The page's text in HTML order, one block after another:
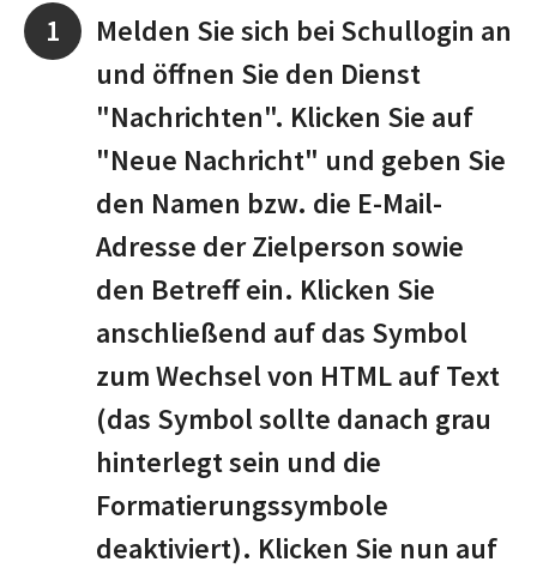
Melden Sie sich bei Schullogin an
und öffnen Sie den Dienst
"Nachrichten". Klicken Sie auf
"Neue Nachricht" und geben Sie
den Namen bzw. die E-Mail-
Adresse der Zielperson sowie
den Betreff ein. Klicken Sie
anschließend auf das Symbol
zum Wechsel von HTML auf Text
(das Symbol sollte danach grau
hinterlegt sein und die
Formatierungssymbole
deaktiviert). Klicken Sie nun auf